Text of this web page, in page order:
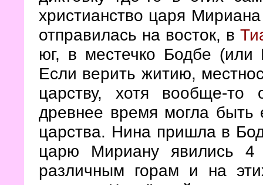
христианство царя
отправилась на восток, в
юг, в местечко Бодбе (или
Если верить житию,
царству, хотя вообще-
древнее время могла быть
царства. Нина пришла в
царю Мириану явились 4
различным горам и на